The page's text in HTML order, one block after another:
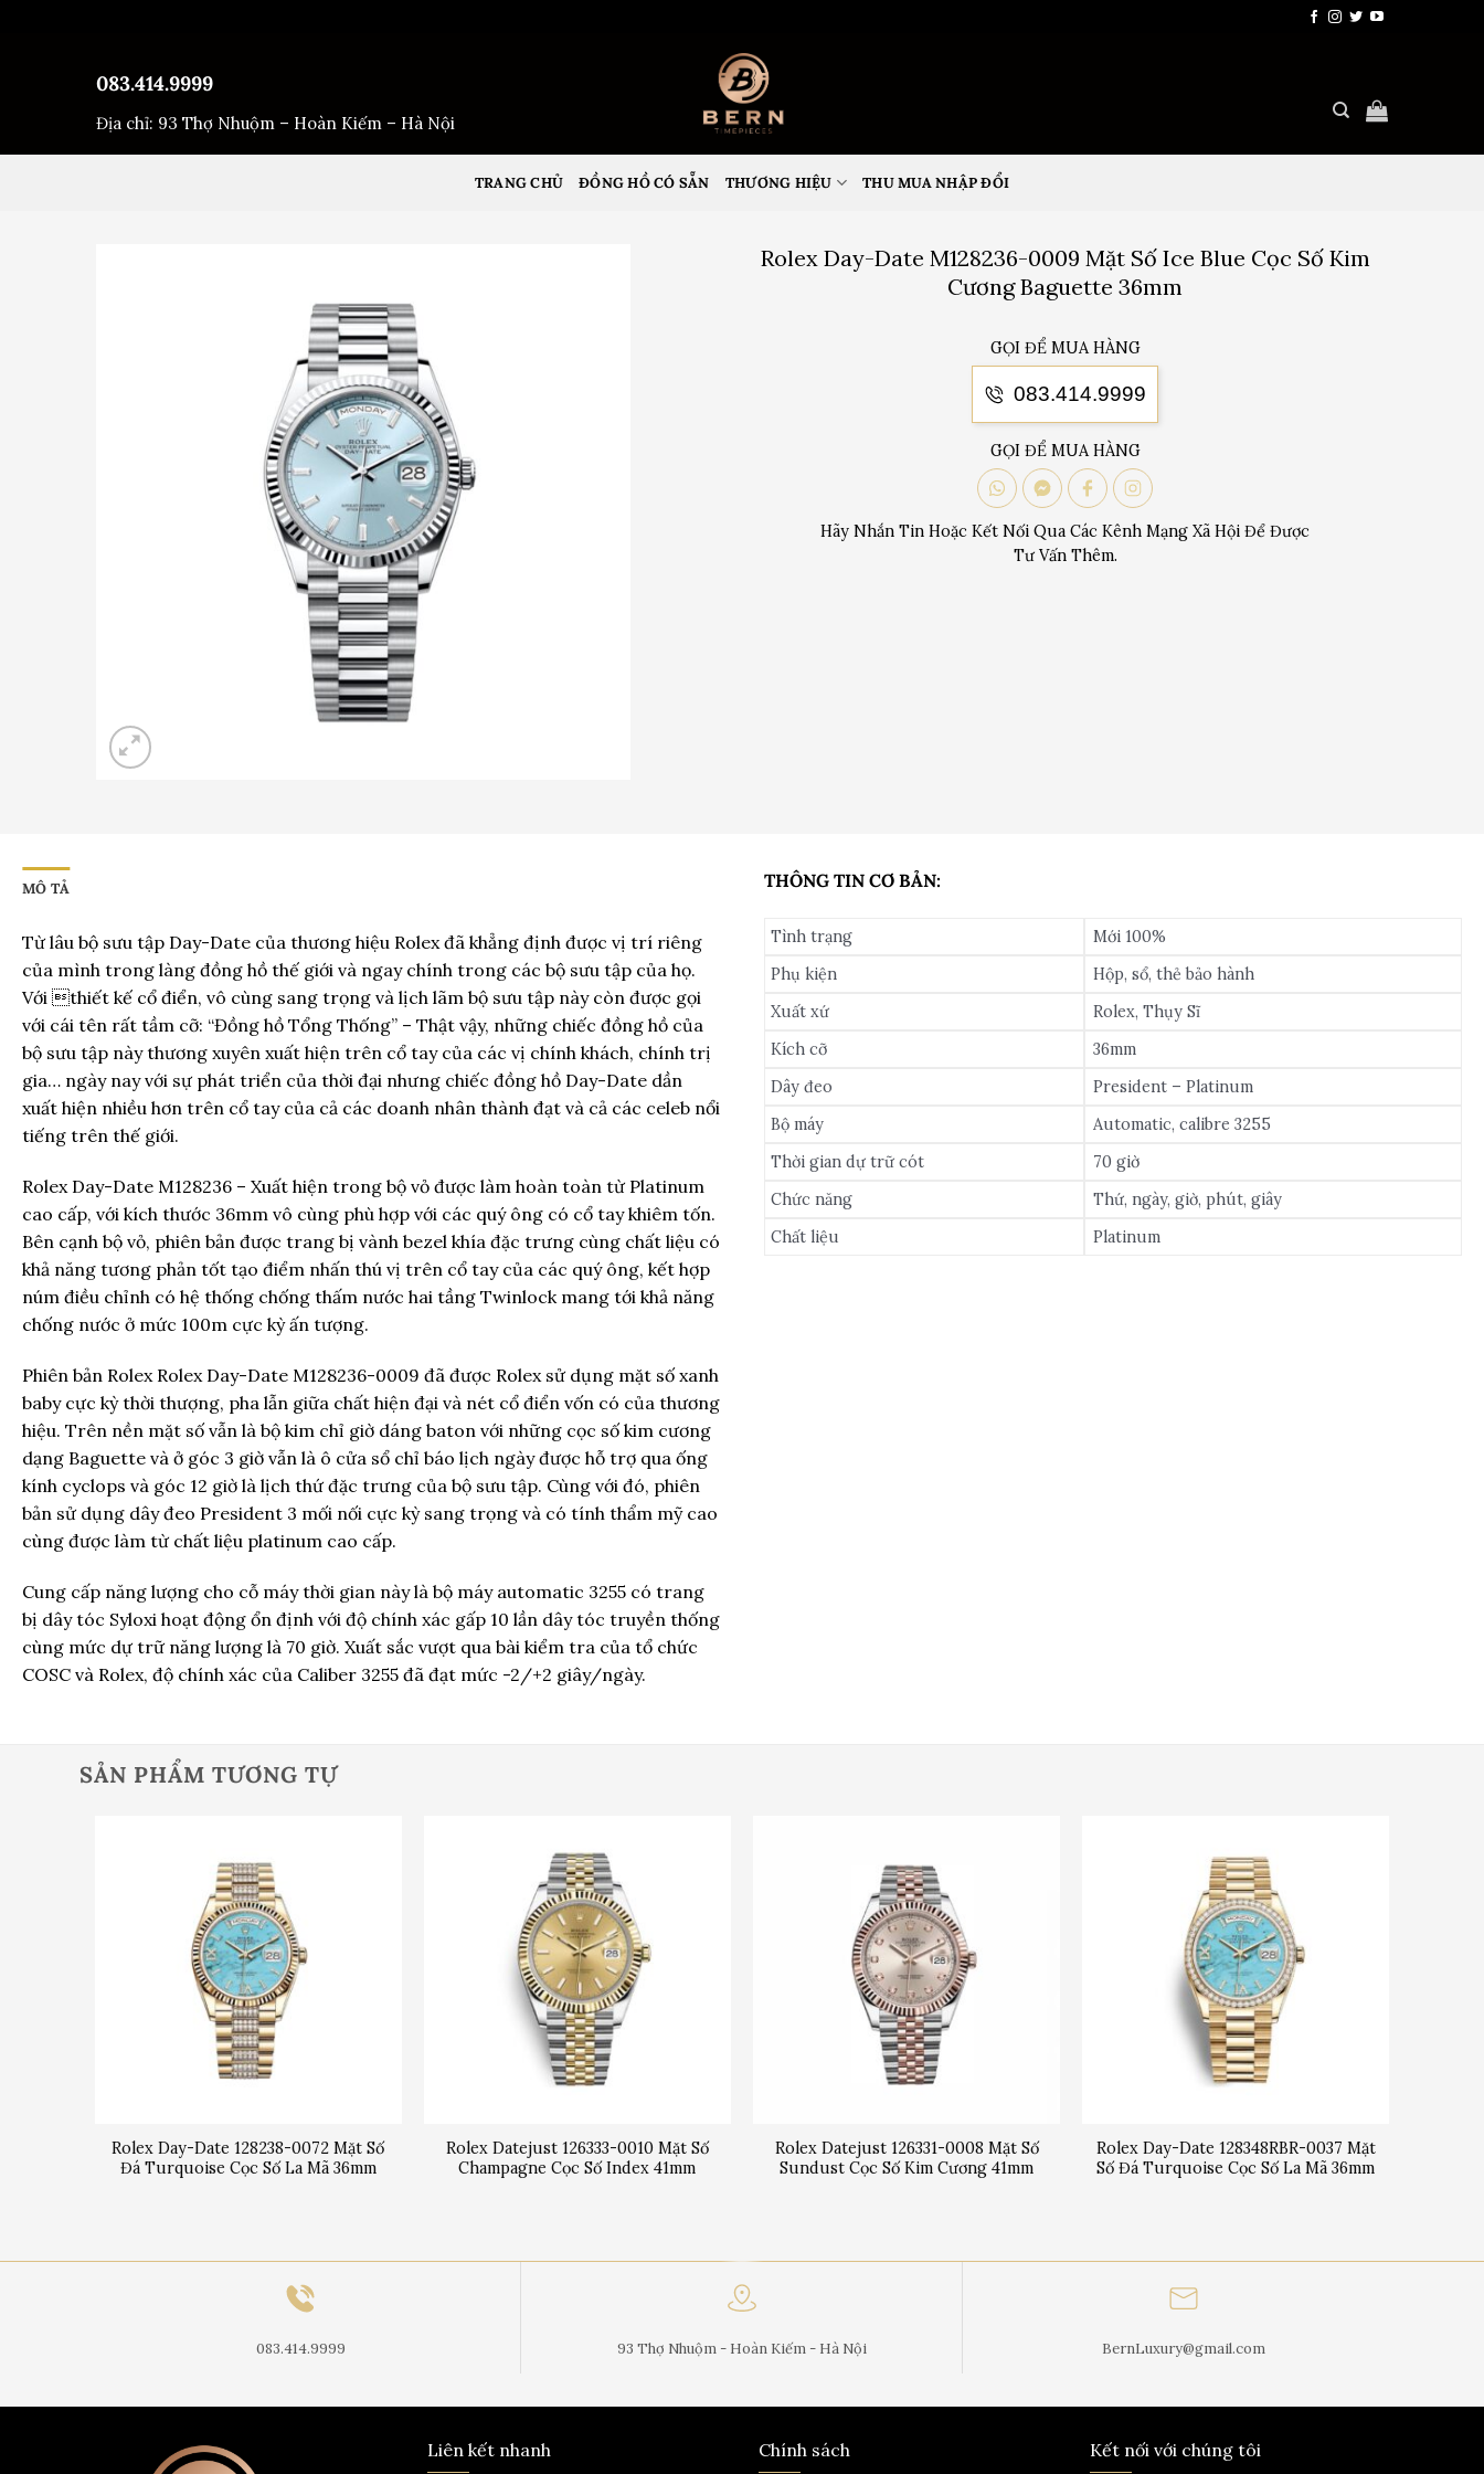
083.414.9999
Địa chỉ: 93 Thợ Nhuộm – Hoàn Kiếm – Hà Nội
TRANG CHỦ ĐỒNG HỒ CÓ SẴN THƯƠNG HIỆU THU MUA NHẬP ĐỔI
Rolex Day-Date M128236-0009 Mặt Số Ice Blue Cọc Số Kim
Cương Baguette 36mm
GỌI ĐỂ MUA HÀNG
083.414.9999
GỌI ĐỂ MUA HÀNG
Hãy Nhắn Tin Hoặc Kết Nối Qua Các Kênh Mạng Xã Hội Để Được
Tư Vấn Thêm.
MÔ TẢ
Từ lâu bộ sưu tập Day-Date của thương hiệu Rolex đã khẳng định được vị trí riêng
của mình trong làng đồng hồ thế giới và ngay chính trong các bộ sưu tập của họ.
Với thiết kế cổ điển, vô cùng sang trọng và lịch lãm bộ sưu tập này còn được gọi
với cái tên rất tầm cỡ: “Đồng hồ Tổng Thống” – Thật vậy, những chiếc đồng hồ của
bộ sưu tập này thương xuyên xuất hiện trên cổ tay của các vị chính khách, chính trị
gia… ngày nay với sự phát triển của thời đại nhưng chiếc đồng hồ Day-Date dần
xuất hiện nhiều hơn trên cổ tay của cả các doanh nhân thành đạt và cả các celeb nổi
tiếng trên thế giới.
Rolex Day-Date M128236 – Xuất hiện trong bộ vỏ được làm hoàn toàn từ Platinum
cao cấp, với kích thước 36mm vô cùng phù hợp với các quý ông có cổ tay khiêm tốn.
Bên cạnh bộ vỏ, phiên bản được trang bị vành bezel khía đặc trưng cùng chất liệu có
khả năng tương phản tốt tạo điểm nhấn thú vị trên cổ tay của các quý ông, kết hợp
núm điều chỉnh có hệ thống chống thấm nước hai tầng Twinlock mang tới khả năng
chống nước ở mức 100m cực kỳ ấn tượng.
Phiên bản Rolex Rolex Day-Date M128236-0009 đã được Rolex sử dụng mặt số xanh
baby cực kỳ thời thượng, pha lẫn giữa chất hiện đại và nét cổ điển vốn có của thương
hiệu. Trên nền mặt số vẫn là bộ kim chỉ giờ dáng baton với những cọc số kim cương
dạng Baguette và ở góc 3 giờ vẫn là ô cửa sổ chỉ báo lịch ngày được hỗ trợ qua ống
kính cyclops và góc 12 giờ là lịch thứ đặc trưng của bộ sưu tập. Cùng với đó, phiên
bản sử dụng dây đeo President 3 mối nối cực kỳ sang trọng và có tính thẩm mỹ cao
cùng được làm từ chất liệu platinum cao cấp.
Cung cấp năng lượng cho cỗ máy thời gian này là bộ máy automatic 3255 có trang
bị dây tóc Syloxi hoạt động ổn định với độ chính xác gấp 10 lần dây tóc truyền thống
cùng mức dự trữ năng lượng là 70 giờ. Xuất sắc vượt qua bài kiểm tra của tổ chức
COSC và Rolex, độ chính xác của Caliber 3255 đã đạt mức -2/+2 giây/ngày.
THÔNG TIN CƠ BẢN:
Tình trạng
Mới 100%
Phụ kiện
Hộp, sổ, thẻ bảo hành
Xuất xứ
Rolex, Thụy Sĩ
Kích cỡ
36mm
Dây đeo
President – Platinum
Bộ máy
Automatic, calibre 3255
Thời gian dự trữ cót
70 giờ
Chức năng
Thứ, ngày, giờ, phút, giây
Chất liệu
Platinum
SẢN PHẨM TƯƠNG TỰ
Rolex Day-Date 128238-0072 Mặt Số
Đá Turquoise Cọc Số La Mã 36mm
Rolex Datejust 126333-0010 Mặt Số
Champagne Cọc Số Index 41mm
Rolex Datejust 126331-0008 Mặt Số
Sundust Cọc Số Kim Cương 41mm
Rolex Day-Date 128348RBR-0037 Mặt
Số Đá Turquoise Cọc Số La Mã 36mm
083.414.9999 93 Thợ Nhuộm - Hoàn Kiếm - Hà Nội BernLuxury@gmail.com
Liên kết nhanh Chính sách Kết nối với chúng tôi